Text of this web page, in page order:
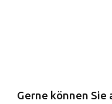
Gerne können Sie